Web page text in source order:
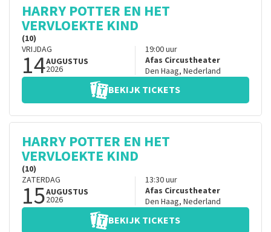
HARRY POTTER EN HET
VERVLOEKTE KIND
(10)
VRIJDAG
14AUGUSTUS
2026
19:00uur
Afas Circustheater
Den Haag, Nederland
BEKIJK TICKETS
HARRY POTTER EN HET
VERVLOEKTE KIND
(10)
ZATERDAG
15AUGUSTUS
2026
13:30uur
Afas Circustheater
Den Haag, Nederland
BEKIJK TICKETS